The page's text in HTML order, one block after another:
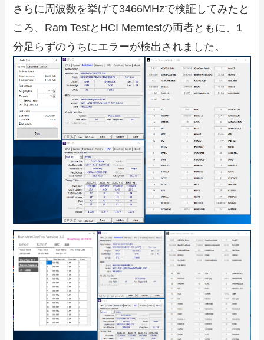
さらに周波数を挙げて3466MHzで検証してみたと
ころ、Ram TestとHCI Memtestの両者ともに、1
分足らずのうちにエラーが検出されました。